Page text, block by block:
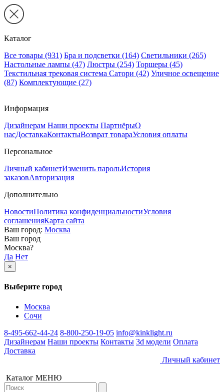
Каталог
Все товары (931) Бра и подсветки (164) Светильники (265)
Настольные лампы (47) Люстры (254) Торшеры (45)
Текстильная трековая система Сатори (42) Уличное освещение
(87) Комплектующие (27)
Информация
Дизайнерам Наши проекты ПартнёрыО
насДоставкаКонтактыВозврат товараУсловия оплаты
Персональное
Личный кабинетИзменить парольИстория
заказовАвторизация
Дополнительно
НовостиПолитика конфиденциальностиУсловия
соглашенияКарта сайта
Ваш город: Москва
Ваш город
Москва?
Да Нет
×
Выберите город
Москва
Сочи
8-495-662-44-24 8-800-250-19-05 info@kinklight.ru
Дизайнерам Наши проекты Контакты 3d модели Оплата
Доставка
Личный кабинет
Каталог МЕНЮ